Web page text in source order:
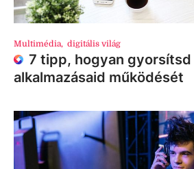
Multimédia, digitális világ
7 tipp, hogyan gyorsítsd
alkalmazásaid működését